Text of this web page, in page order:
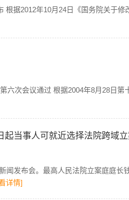
根据2012年10月24日《国务院关于
六次会议通过 根据2004年8月28日
起当事人可就近选择法院跨域
闻发布会。最高人民法院立案庭庭长
详情]